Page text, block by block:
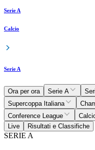
Serie A
Calcio
Serie A
Ora per ora Serie A
Supercoppa Italiana
Conference League
Live
Risultati e Classifiche
SERIE A